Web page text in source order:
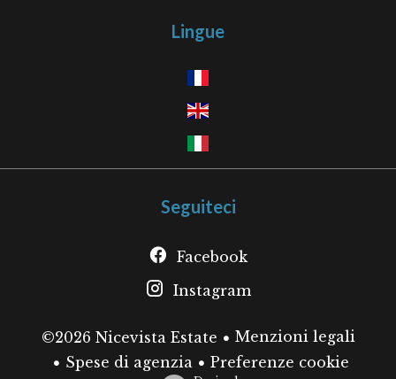
Lingue
Seguiteci
Facebook
Instagram
©2026 Nicevista Estate
Menzioni legali
Spese di agenzia
Preferenze cookie